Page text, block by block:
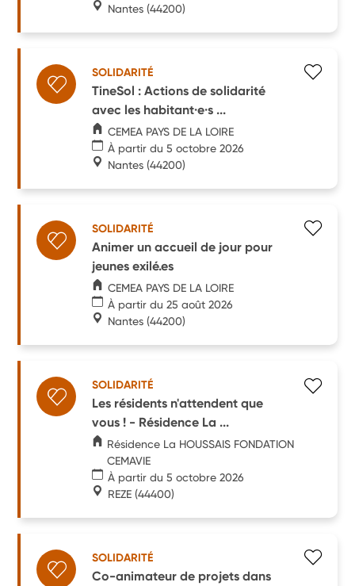
Nantes (44200)
SOLIDARITÉ
TineSol : Actions de solidarité
avec les habitant·e·s ...
CEMEA PAYS DE LA LOIRE
À partir du 5 octobre 2026
Nantes (44200)
SOLIDARITÉ
Animer un accueil de jour pour
jeunes exilé.es
CEMEA PAYS DE LA LOIRE
À partir du 25 août 2026
Nantes (44200)
SOLIDARITÉ
Les résidents n'attendent que
vous ! - Résidence La ...
Résidence La HOUSSAIS FONDATION
CEMAVIE
À partir du 5 octobre 2026
REZE (44400)
SOLIDARITÉ
Co-animateur de projets dans